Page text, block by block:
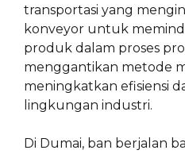
transportasi yang
konveyor untuk
produk dalam proses
menggantikan metode
meningkatkan efisiensi
lingkungan industri.
Di Dumai, ban berjalan